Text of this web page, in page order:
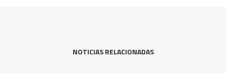
NOTICIAS RELACIONADAS